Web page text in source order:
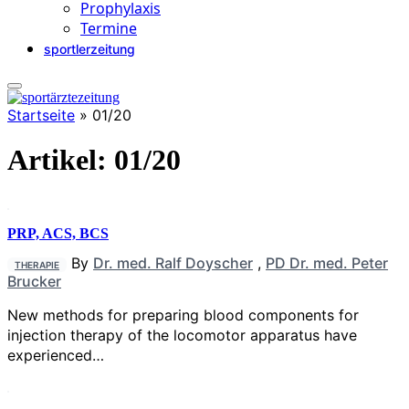
Prophylaxis
Termine
sportlerzeitung
Startseite » 01/20
Artikel: 01/20
PRP, ACS, BCS
THERAPIE By Dr. med. Ralf Doyscher , PD Dr. med. Peter
Brucker
New methods for preparing blood components for
injection therapy of the locomotor apparatus have
experienced…